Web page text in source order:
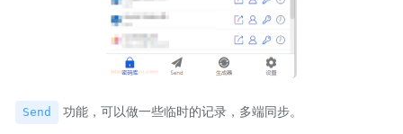
Send 功能，可以做一些临时的记录，多端同步。